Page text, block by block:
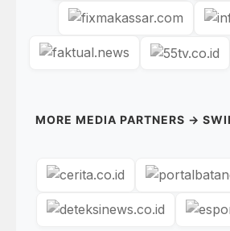
MORE MEDIA PARTNERS →